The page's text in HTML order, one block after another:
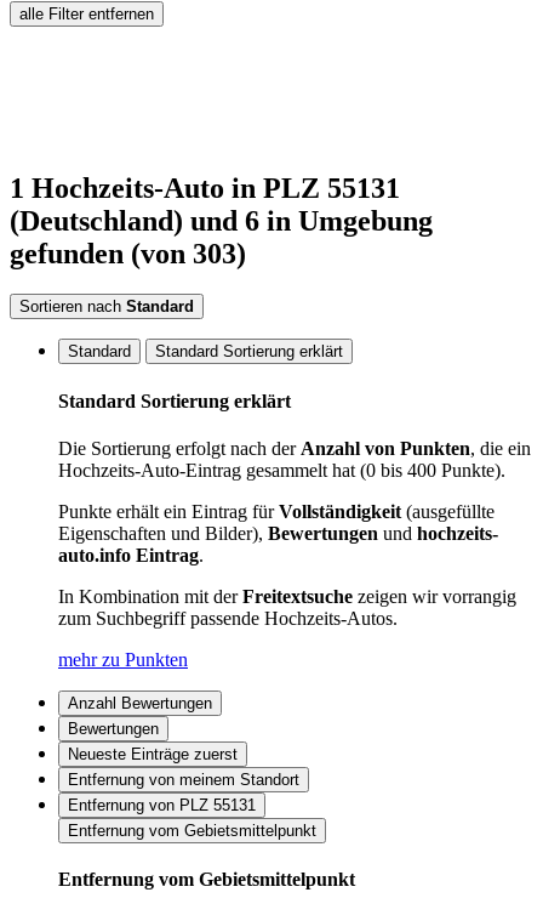
alle Filter entfernen
1 Hochzeits-Auto in PLZ 55131
(Deutschland) und 6 in Umgebung
gefunden (von 303)
Sortieren nach Standard
Standard Standard Sortierung erklärt
Standard Sortierung erklärt
Die Sortierung erfolgt nach der Anzahl von Punkten, die ein
Hochzeits-Auto-Eintrag gesammelt hat (0 bis 400 Punkte).
Punkte erhält ein Eintrag fürVollständigkeit (ausgefüllte
Eigenschaften und Bilder), Bewertungen und hochzeits-
auto.info Eintrag.
In Kombination mit derFreitextsuche zeigen wir vorrangig
zum Suchbegriff passende Hochzeits-Autos.
mehr zu Punkten
Anzahl Bewertungen
Bewertungen
Neueste Einträge zuerst
Entfernung von meinem Standort
Entfernung von PLZ 55131
Entfernung vom Gebietsmittelpunkt
Entfernung vom Gebietsmittelpunkt